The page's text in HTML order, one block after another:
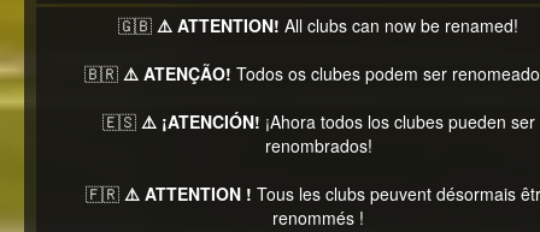
🇬🇧 ⚠️ ATTENTION! All clubs can now be renamed!
🇧🇷 ⚠️ ATENÇÃO! Todos os clubes podem ser
🇪🇸 ⚠️ ¡ATENCIÓN! ¡Ahora todos los clubes pueden ser
renombrados!
🇫🇷 ⚠️ ATTENTION ! Tous les clubs peuvent désormais
renommés !